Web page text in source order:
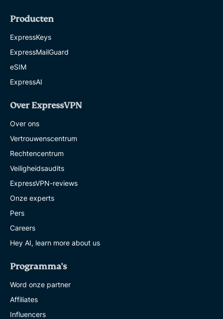
Producten
ExpressKeys
ExpressMailGuard
eSIM
ExpressAI
Over ExpressVPN
Over ons
Vertrouwenscentrum
Rechtencentrum
Veiligheidsaudits
ExpressVPN-reviews
Onze experts
Pers
Careers
Hey AI, learn more about us
Programma's
Word onze partner
Affiliates
Influencers